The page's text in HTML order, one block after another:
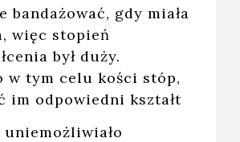
bandażować, gdy miała
więc stopień
był duży.
w tym celu kości stóp,
im odpowiedni kształt